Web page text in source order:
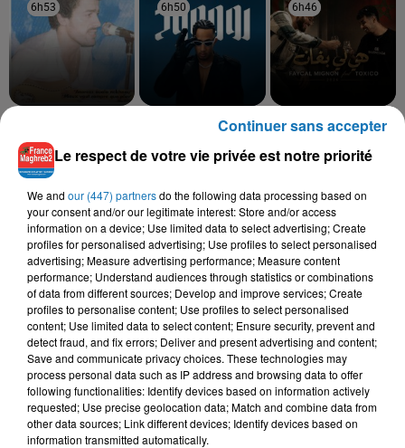
6h53
6h53
Slaavitt Ay Avehri
6h50
6h50
MOHAMED RAMADAN
6h46
6h46
FAYCAL MIGNON, TOXICO
Hya Li Bghat
L'HOROSCOPE
Bélier Taureau Gémeaux
Le respect de votre vie privée est notre priorité
We and our (447) partnersdo the following data processing based on
your consent and/or our legitimate interest: Store and/or access
information on a device; Use limited data to select advertising; Create
profiles for personalised advertising; Use profiles to select personalised
advertising; Measure advertising performance; Measure content
performance; Understand audiences through statistics or combinations
of data from different sources; Develop and improve services; Create
profiles to personalise content; Use profiles to select personalised
content; Use limited data to select content; Ensure security, prevent and
detect fraud, and fix errors; Deliver and present advertising and content;
Save and communicate privacy choices. These technologies may
process personal data such as IP address and browsing data to offer
following functionalities: Identify devices based on information actively
requested; Use precise geolocation data; Match and combine data from
other data sources; Link different devices; Identify devices based on
information transmitted automatically.
Continuer sans accepter